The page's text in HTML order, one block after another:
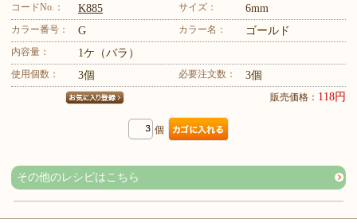
コードNo.： K885 サイズ： 6mm
カラー番号： G カラー名： ゴールド
内容量： 1ケ（バラ）
使用個数： 3個 必要注文数： 3個
販売価格： 118円
個
その他のレシピはこちら